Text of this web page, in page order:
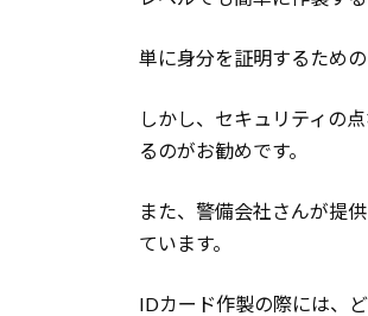
単に身分を証明するため
しかし、セキュリティの
るのがお勧めです。
また、警備会社さんが提
ています。
IDカード作製の際には、